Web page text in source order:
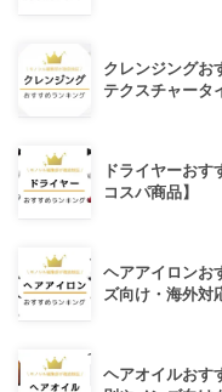
クレンジングお
テクスチャータ
ドライヤーおす
コスパ商品】
ヘアアイロンお
ズ向け・海外対
ヘアオイルおす